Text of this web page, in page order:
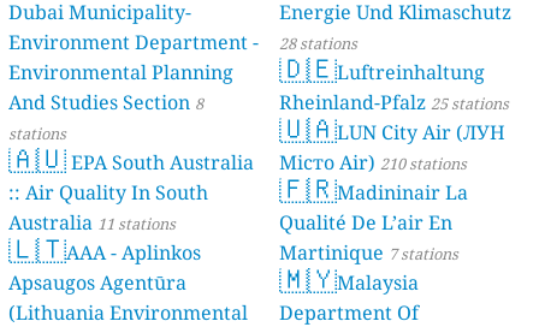
Dubai Municipality-
Environment Department -
Environmental Planning
And Studies Section 8
stations
🇦🇺EPA South Australia
:: Air Quality In South
Australia 11 stations
🇱🇹AAA - Aplinkos
Apsaugos Agentūra
(Lithuania Environmental
Energie Und Klimaschutz
28 stations
🇩🇪Luftreinhaltung
Rheinland-Pfalz 25 stations
🇺🇦LUN City Air (ЛУН
Місто Air) 210 stations
🇫🇷Madininair La
Qualité De L’air En
Martinique 7 stations
🇲🇾Malaysia
Department Of